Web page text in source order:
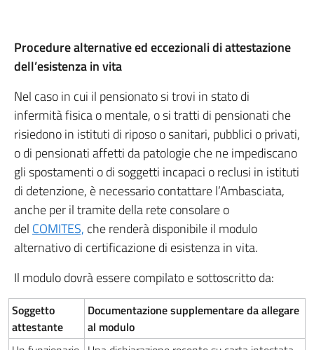
Procedure alternative ed eccezionali di attestazione
dell’esistenza in vita
Nel caso in cui il pensionato si trovi in stato di
infermità fisica o mentale, o si tratti di pensionati che
risiedono in istituti di riposo o sanitari, pubblici o privati,
o di pensionati affetti da patologie che ne impediscano
gli spostamenti o di soggetti incapaci o reclusi in istituti
di detenzione, è necessario contattare l’Ambasciata,
anche per il tramite della rete consolare o
del COMITES, che renderà disponibile il modulo
alternativo di certificazione di esistenza in vita.
Il modulo dovrà essere compilato e sottoscritto da:
Soggetto
attestante
Documentazione supplementare da allegare
al modulo